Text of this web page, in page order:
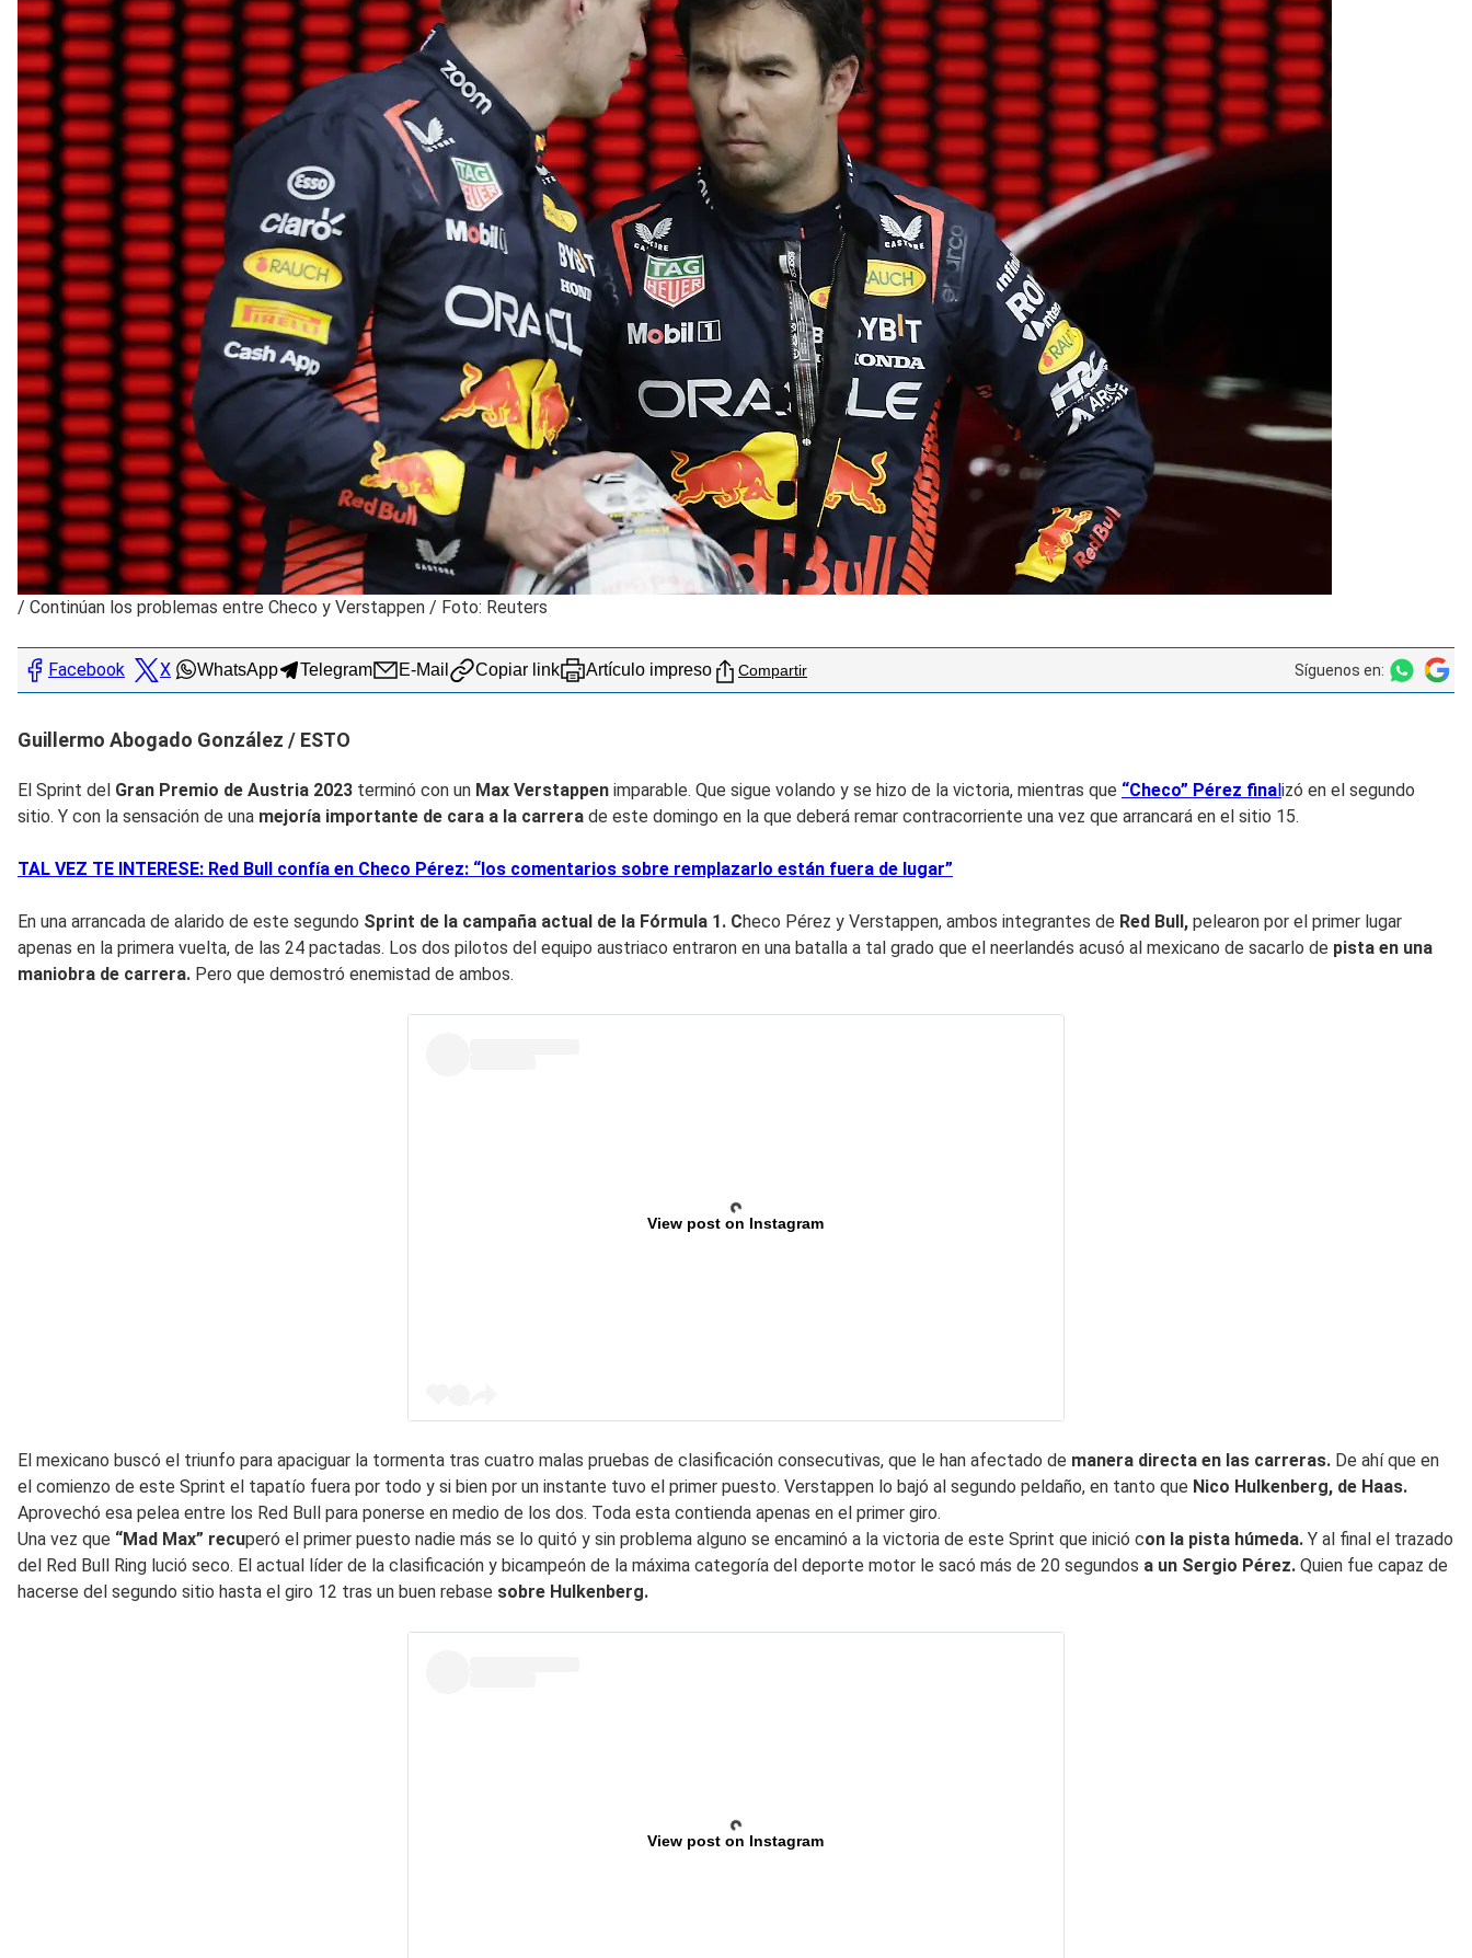
/ Continúan los problemas entre Checo y Verstappen / Foto: Reuters
Facebook X WhatsApp Telegram E-Mail Copiar link Artículo impreso Compartir Síguenos en:
Guillermo Abogado González / ESTO
El Sprint del Gran Premio de Austria 2023 terminó con un Max Verstappen imparable. Que sigue volando y se hizo de la victoria, mientras que “Checo” Pérez finalizó en el segundo
sitio. Y con la sensación de una mejoría importante de cara a la carrera de este domingo en la que deberá remar contracorriente una vez que arrancará en el sitio 15.
TAL VEZ TE INTERESE: Red Bull confía en Checo Pérez: “los comentarios sobre remplazarlo están fuera de lugar”
En una arrancada de alarido de este segundo Sprint de la campaña actual de la Fórmula 1. Checo Pérez y Verstappen, ambos integrantes de Red Bull, pelearon por el primer lugar
apenas en la primera vuelta, de las 24 pactadas. Los dos pilotos del equipo austriaco entraron en una batalla a tal grado que el neerlandés acusó al mexicano de sacarlo de pista en una
maniobra de carrera. Pero que demostró enemistad de ambos.
View post on Instagram
El mexicano buscó el triunfo para apaciguar la tormenta tras cuatro malas pruebas de clasificación consecutivas, que le han afectado de manera directa en las carreras. De ahí que en
el comienzo de este Sprint el tapatío fuera por todo y si bien por un instante tuvo el primer puesto. Verstappen lo bajó al segundo peldaño, en tanto que Nico Hulkenberg, de Haas.
Aprovechó esa pelea entre los Red Bull para ponerse en medio de los dos. Toda esta contienda apenas en el primer giro.
Una vez que “Mad Max” recuperó el primer puesto nadie más se lo quitó y sin problema alguno se encaminó a la victoria de este Sprint que inició con la pista húmeda. Y al final el trazado
del Red Bull Ring lució seco. El actual líder de la clasificación y bicampeón de la máxima categoría del deporte motor le sacó más de 20 segundos a un Sergio Pérez. Quien fue capaz de
hacerse del segundo sitio hasta el giro 12 tras un buen rebase sobre Hulkenberg.
View post on Instagram